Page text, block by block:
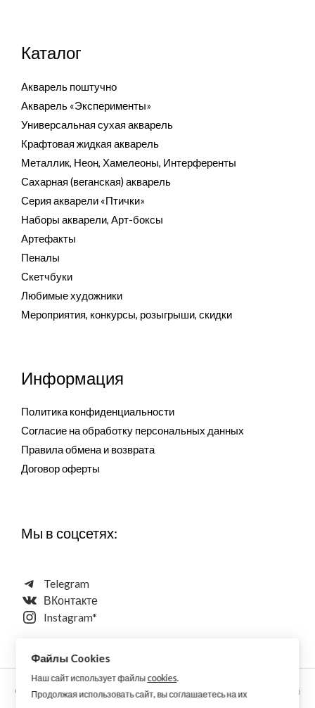
Каталог
Акварель поштучно
Акварель «Эксперименты»
Универсальная сухая акварель
Крафтовая жидкая акварель
Металлик, Неон, Хамелеоны, Интерференты
Сахарная (веганская) акварель
Серия акварели «Птички»
Наборы акварели, Арт-боксы
Артефакты
Пеналы
Скетчбуки
Любимые художники
Мероприятия, конкурсы, розыгрыши, скидки
Информация
Политика конфиденциальности
Согласие на обработку персональных данных
Правила обмена и возврата
Договор оферты
Мы в соцсетях:
Telegram
ВКонтакте
Instagram*
Copyright © 2026 Aquarellewings - уникальная акварель ручной
Файлы Cookies
Наш сайт использует файлы cookies.
Продолжая использовать сайт, вы соглашаетесь на их